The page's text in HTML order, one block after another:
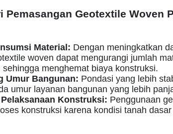
Pemasangan Geotextile Woven
Material: Dengan meningkatkan
woven dapat mengurangi jumlah
menghemat biaya konstruksi.
Umur Bangunan: Pondasi yang lebih
umur layanan bangunan yang lebih
Konstruksi: Penggunaan
konstruksi karena kondisi tanah